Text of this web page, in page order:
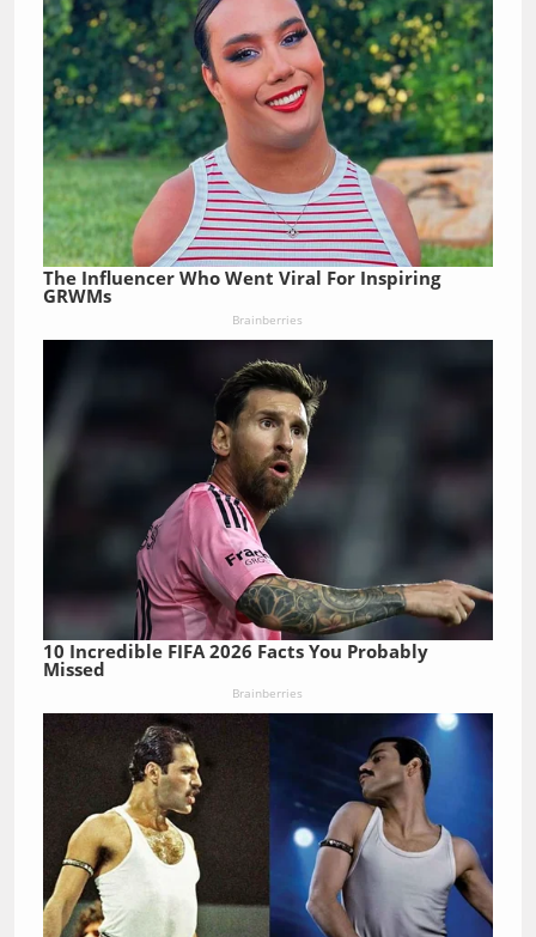
The Influencer Who Went Viral For Inspiring
GRWMs
Brainberries
10 Incredible FIFA 2026 Facts You Probably
Missed
Brainberries